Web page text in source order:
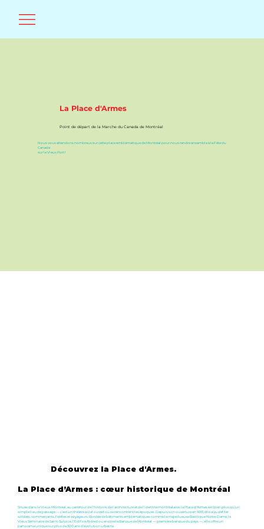
La Place d'Armes
Point de départ de la Marche du Canada de Montréal
Nous vous attendons nombreux sur cette place emblématique de Montréal pour nous rendre ensemble à la Fête du
Canada
sur le Vieux Port !
Découvrez la Place d'Armes.
La Place d’Armes : cœur historique de Montréal
Située dans le Vieux-Montréal, au carrefour de l’histoire, de l’architecture et de l’identité montréalaise, la Place d’Armes est bien plus qu’un
simple lieu de passage — c’est un théâtre à ciel ouvert où se rencontrent les époques. Depuis son ouverture en 1693, elle a vu défiler
soldats, commerçants, fidèles et voyageurs. Bordée de bâtiments emblématiques comme la majestueuse Basilique Notre-Dame, le
Vieux Séminaire de Saint-Sulpice, l’Édifice Aldred ou encore la Banque de Montréal — première banque du pays —, elle offre un
panorama unique sur plus de 300 ans d’évolution urbaine.